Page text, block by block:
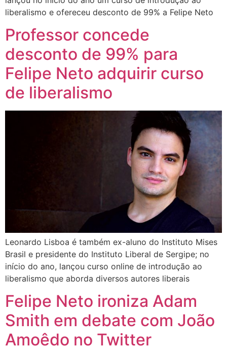
liberalismo e ofereceu desconto de 99% a Felipe Neto
Professor concede
desconto de 99% para
Felipe Neto adquirir curso
de liberalismo
Leonardo Lisboa é também ex-aluno do Instituto Mises
Brasil e presidente do Instituto Liberal de Sergipe; no
início do ano, lançou curso online de introdução ao
liberalismo que aborda diversos autores liberais
Felipe Neto ironiza Adam
Smith em debate com João
Amoêdo no Twitter